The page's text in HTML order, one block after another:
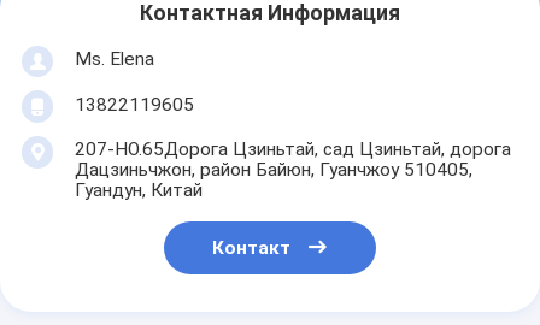
Контактная Информация
Ms. Elena
13822119605
207-НО.65Дорога Цзиньтай, сад Цзиньтай, дорога
Дацзиньчжон, район Байюн, Гуанчжоу 510405,
Гуандун, Китай
Контакт